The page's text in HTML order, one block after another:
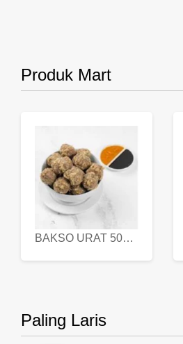
Produk Mart
BAKSO URAT 500 GR
Paling Laris